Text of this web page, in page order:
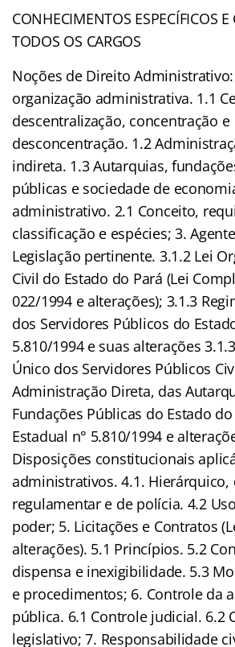
CONHECIMENTOS ESPECÍFICOS
TODOS OS CARGOS
Noções de Direito
organização administrativa. 1.1
descentralização, concentração e
desconcentração. 1.2
indireta. 1.3 Autarquias,
públicas e sociedade de
administrativo. 2.1 Conceito,
classificação e espécies; 3.
Legislação pertinente. 3.1.2 Lei
Civil do Estado do Pará (Lei
022/1994 e alterações); 3.1.3
dos Servidores Públicos do
5.810/1994 e suas alterações
Único dos Servidores Públicos
Administração Direta, das
Fundações Públicas do Estado do
Estadual n° 5.810/1994 e
Disposições constitucionais
administrativos. 4.1. Hierárquico,
regulamentar e de polícia. 4.2
poder; 5. Licitações e Contratos
alterações). 5.1 Princípios. 5.2
dispensa e inexigibilidade. 5.3
e procedimentos; 6. Controle da
pública. 6.1 Controle judicial. 6.2
legislativo; 7. Responsabilidade